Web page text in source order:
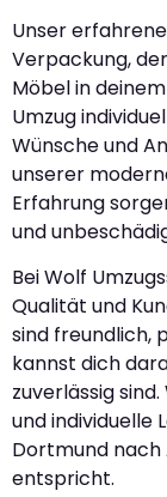
Unser
Verpackung,
Möbel in
Umzug
Wünsche und
unserer
Erfahrung
und
Bei Wolf
Qualität und
sind freundlich,
kannst dich
zuverlässig
und individuelle
Dortmund nach
entspricht.